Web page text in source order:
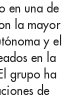
en una de
la mayor
y el
en la
grupo ha
de